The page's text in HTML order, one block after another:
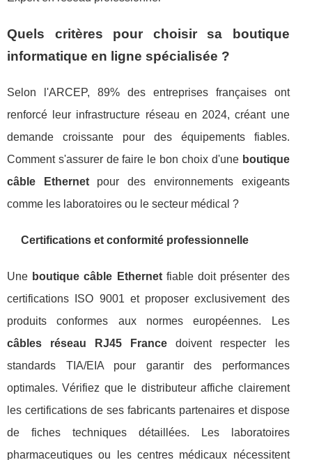
Quels critères pour choisir sa boutique
informatique en ligne spécialisée ?
Selon l'ARCEP, 89% des entreprises françaises ont
renforcé leur infrastructure réseau en 2024, créant une
demande croissante pour des équipements fiables.
Comment s'assurer de faire le bon choix d'une boutique
câble Ethernetpour des environnements exigeants
comme les laboratoires ou le secteur médical ?
Certifications et conformité professionnelle
Une boutique câble Ethernetfiable doit présenter des
certifications ISO 9001 et proposer exclusivement des
produits conformes aux normes européennes. Les
câbles réseau RJ45 France doivent respecter les
standards TIA/EIA pour garantir des performances
optimales. Vérifiez que le distributeur affiche clairement
les certifications de ses fabricants partenaires et dispose
de fiches techniques détaillées. Les laboratoires
pharmaceutiques ou les centres médicaux nécessitent